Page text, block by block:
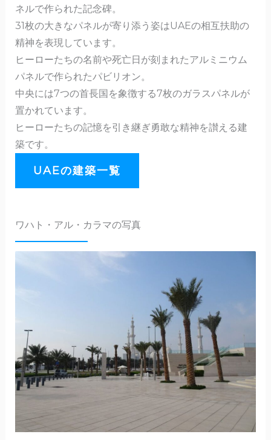
ネルで作られた記念碑。
31枚の大きなパネルが寄り添う姿はUAEの相互扶助の
精神を表現しています。
ヒーローたちの名前や死亡日が刻まれたアルミニウム
パネルで作られたパビリオン。
中央には7つの首長国を象徴する7枚のガラスパネルが
置かれています。
ヒーローたちの記憶を引き継ぎ勇敢な精神を讃える建
築です。
UAEの建築一覧
ワハト・アル・カラマの写真